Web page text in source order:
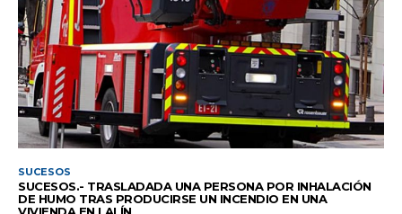
SUCESOS
SUCESOS.- TRASLADADA UNA PERSONA POR INHALACIÓN
DE HUMO TRAS PRODUCIRSE UN INCENDIO EN UNA